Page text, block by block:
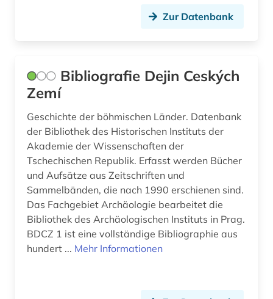
Zur Datenbank
Bibliografie Dejin Ceských
Zemí
Geschichte der böhmischen Länder. Datenbank
der Bibliothek des Historischen Instituts der
Akademie der Wissenschaften der
Tschechischen Republik. Erfasst werden Bücher
und Aufsätze aus Zeitschriften und
Sammelbänden, die nach 1990 erschienen sind.
Das Fachgebiet Archäologie bearbeitet die
Bibliothek des Archäologischen Instituts in Prag.
BDCZ 1 ist eine vollständige Bibliographie aus
hundert ... Mehr Informationen